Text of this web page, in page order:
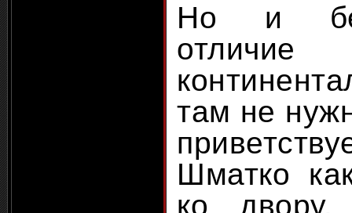
Но и
там не
Шматко
ко